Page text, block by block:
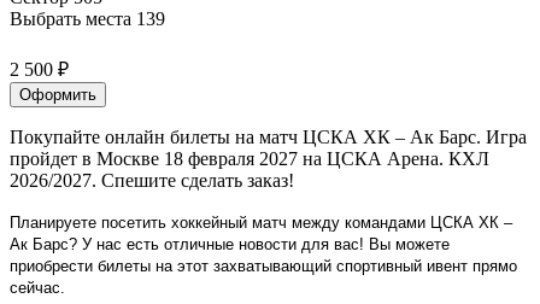
Выбрать места 139
2 500 ₽
Оформить
Покупайте онлайн билеты на матч ЦСКА ХК – Ак Барс. Игра
пройдет в Москве 18 февраля 2027 на ЦСКА Арена. КХЛ
2026/2027. Спешите сделать заказ!
Планируете посетить хоккейный матч между командами ЦСКА ХК –
Ак Барс? У нас есть отличные новости для вас! Вы можете
приобрести билеты на этот захватывающий спортивный ивент прямо
сейчас.